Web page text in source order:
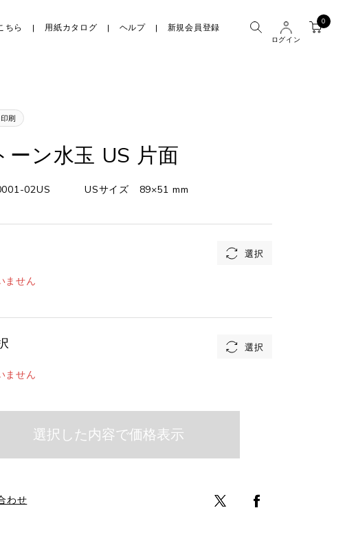
ちら 用紙カタログ ヘルプ 新規会員登録
ログイン
0
ーン水玉 US 片面
02US USサイズ 89×51 mm
ません
ません
わせ